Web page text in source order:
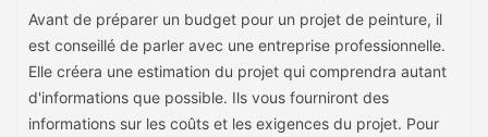
Avant de préparer un budget pour un projet de peinture, il
est conseillé de parler avec une entreprise professionnelle.
Elle créera une estimation du projet qui comprendra autant
d'informations que possible. Ils vous fourniront des
informations sur les coûts et les exigences du projet. Pour